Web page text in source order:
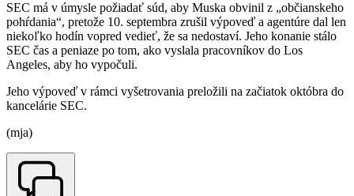
SEC má v úmysle požiadať súd, aby Muska obvinil z „občianskeho
pohŕdania“, pretože 10. septembra zrušil výpoveď a agentúre dal len
niekoľko hodín vopred vedieť, že sa nedostaví. Jeho konanie stálo
SEC čas a peniaze po tom, ako vyslala pracovníkov do Los
Angeles, aby ho vypočuli.
Jeho výpoveď v rámci vyšetrovania preložili na začiatok októbra do
kancelárie SEC.
(mja)